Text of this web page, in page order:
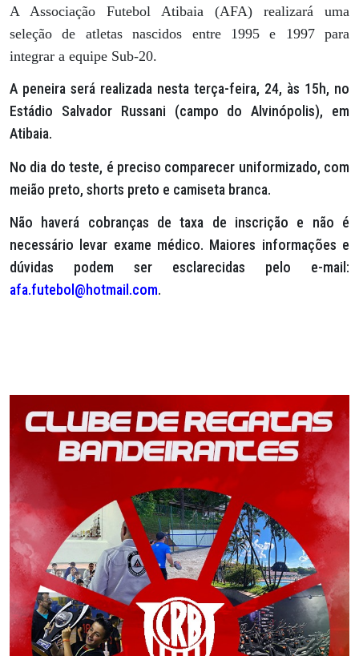
A Associação Futebol Atibaia (AFA) realizará uma
seleção de atletas nascidos entre 1995 e 1997 para
integrar a equipe Sub-20.
A peneira será realizada nesta terça-feira, 24, às 15h, no
Estádio Salvador Russani (campo do Alvinópolis), em
Atibaia.
No dia do teste, é preciso comparecer uniformizado, com
meião preto, shorts preto e camiseta branca.
Não haverá cobranças de taxa de inscrição e não é
necessário levar exame médico. Maiores informações e
dúvidas podem ser esclarecidas pelo e-mail:
afa.futebol@hotmail.com.